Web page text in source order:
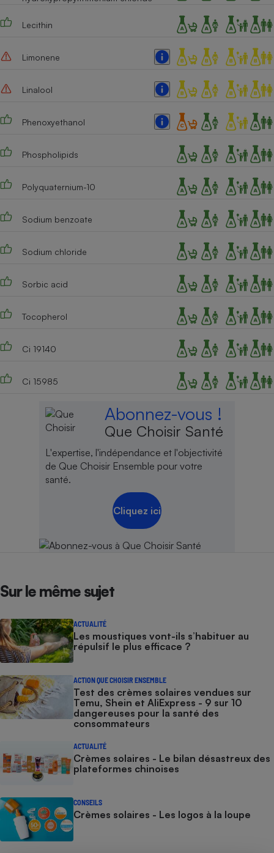
Lecithin
Limonene
Linalool
Phenoxyethanol
Phospholipids
Polyquaternium-10
Sodium benzoate
Sodium chloride
Sorbic acid
Tocopherol
Ci 19140
Ci 15985
Abonnez-vous !
Que Choisir Santé
L'expertise, l'indépendance et l'objectivité
de Que Choisir Ensemble pour votre
santé.
Cliquez ici
Sur le même sujet
ACTUALITÉ
Les moustiques vont-ils s’habituer au
répulsif le plus efficace ?
ACTION QUE CHOISIR ENSEMBLE
Test des crèmes solaires vendues sur
Temu, Shein et AliExpress - 9 sur 10
dangereuses pour la santé des
consommateurs
ACTUALITÉ
Crèmes solaires - Le bilan désastreux des
plateformes chinoises
CONSEILS
Crèmes solaires - Les logos à la loupe